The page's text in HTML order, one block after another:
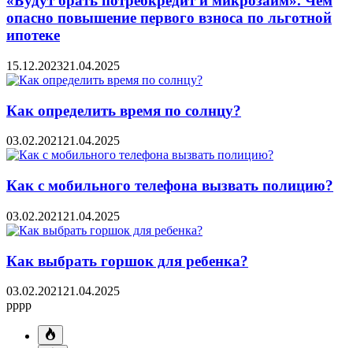
опасно повышение первого взноса по льготной
ипотеке
15.12.202321.04.2025
Как определить время по солнцу?
03.02.2021 21.04.2025
Как с мобильного телефона вызвать полицию?
03.02.2021 21.04.2025
Как выбрать горшок для ребенка?
03.02.2021 21.04.2025
pppp